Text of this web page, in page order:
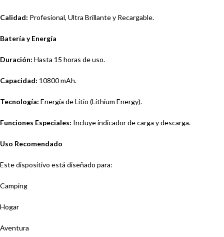
Calidad: Profesional, Ultra Brillante y Recargable.
Batería y Energía
Duración: Hasta 15 horas de uso.
Capacidad: 10800 mAh.
Tecnología: Energía de Litio (Lithium Energy).
Funciones Especiales: Incluye indicador de carga y descarga.
Uso Recomendado
Este dispositivo está diseñado para:
Camping
Hogar
Aventura